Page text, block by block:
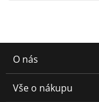
O nás
Vše o nákupu